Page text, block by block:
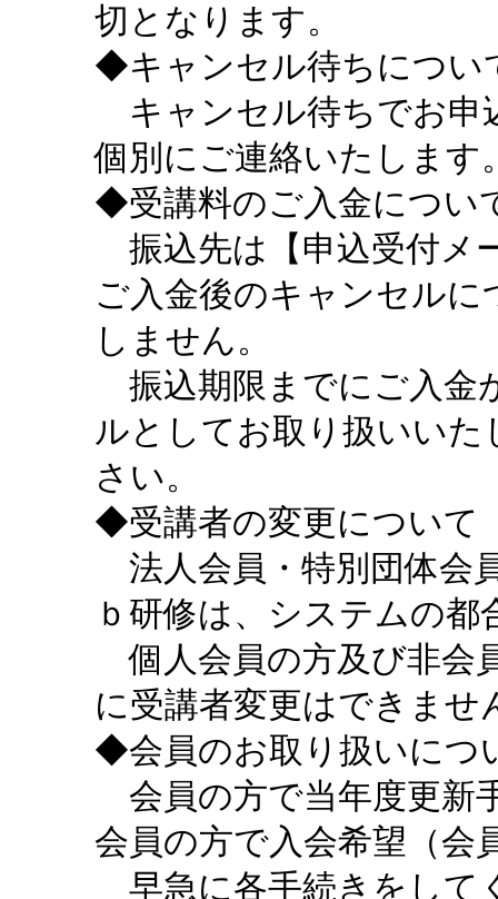
切となります。
◆キャンセル待ちについ
キャンセル待ちでお申
個別にご連絡いたします
◆受講料のご入金につい
振込先は【申込受付メ
ご入金後のキャンセル
しません。
振込期限までにご入金
ルとしてお取り扱いい
さい。
◆受講者の変更について
法人会員・特別団体会
ｂ研修は、システムの
個人会員の方及び非会
に受講者変更はできませ
◆会員のお取り扱いにつ
会員の方で当年度更新
会員の方で入会希望（会
早急に各手続きをして